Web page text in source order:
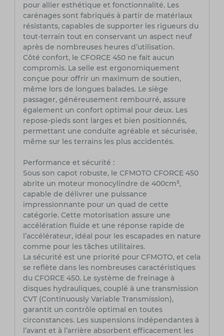
pour allier esthétique et fonctionnalité. Les
carénages sont fabriqués à partir de matériaux
résistants, capables de supporter les rigueurs du
tout-terrain tout en conservant un aspect neuf
après de nombreuses heures d’utilisation.
Côté confort, le CFORCE 450 ne fait aucun
compromis. La selle est ergonomiquement
conçue pour offrir un maximum de soutien,
même lors de longues balades. Le siège
passager, généreusement rembourré, assure
également un confort optimal pour deux. Les
repose-pieds sont larges et bien positionnés,
permettant une conduite agréable et sécurisée,
même sur les terrains les plus accidentés.
Performance et sécurité :
Sous son capot robuste, le CFMOTO CFORCE 450
abrite un moteur monocylindre de 400cm³,
capable de délivrer une puissance
impressionnante pour un quad de cette
catégorie. Cette motorisation assure une
accélération fluide et une réponse rapide de
l’accélérateur, idéal pour les escapades en nature
comme pour les tâches utilitaires.
La sécurité est une priorité pour CFMOTO, et cela
se reflète dans les nombreuses caractéristiques
du CFORCE 450. Le système de freinage à
disques hydrauliques, couplé à une transmission
CVT (Continuously Variable Transmission),
garantit un contrôle optimal en toutes
circonstances. Les suspensions indépendantes à
l’avant et à l’arrière absorbent efficacement les